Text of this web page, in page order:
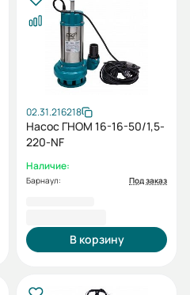
02.31.216218
Насос ГНОМ 16-16-50/1,5-
220-NF
Наличие:
Барнаул: Под заказ
В корзину